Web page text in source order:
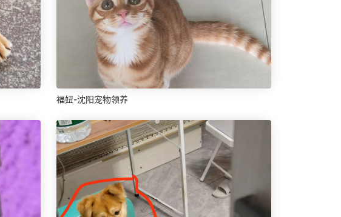
福妞-沈阳宠物领养